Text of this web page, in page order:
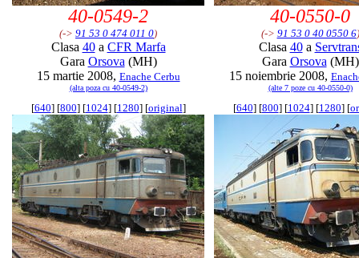
40-0549-2
(-> 91 53 0 474 011 0)
Clasa 40a CFR Marfa
Gara Orsova (MH)
15 martie 2008, Enache Cerbu
(alta poza cu 40-0549-2)
40-0550-0
(-> 91 53 0 40 0550 6)
Clasa 40a
Gara Orsova (MH)
15 noiembrie 2008,
(alte 7 poze cu 40-0550-0)
[640] [800] [1024] [1280] [original] [640] [800] [1024] [1280] [